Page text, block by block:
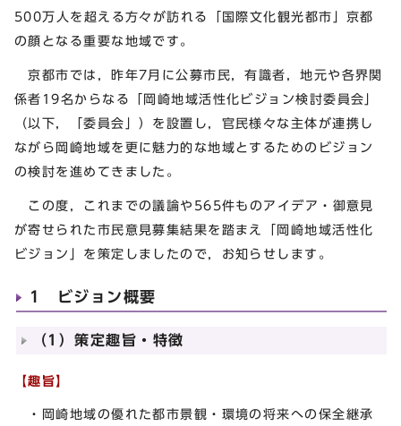
500万人を超える方々が訪れる「国際文化観光都市」京都
の顔となる重要な地域です。
京都市では，昨年7月に公募市民，有識者，地元や各界関
係者19名からなる「岡崎地域活性化ビジョン検討委員会」
（以下，「委員会」）を設置し，官民様々な主体が連携し
ながら岡崎地域を更に魅力的な地域とするためのビジョン
の検討を進めてきました。
この度，これまでの議論や565件ものアイデア・御意見
が寄せられた市民意見募集結果を踏まえ「岡崎地域活性化
ビジョン」を策定しましたので，お知らせします。
1 ビジョン概要
（1）策定趣旨・特徴
【趣旨】
・岡崎地域の優れた都市景観・環境の将来への保全継承